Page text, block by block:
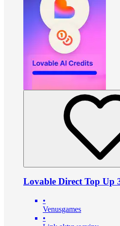
Lovable Direct Top Up
•
Venusgames
•